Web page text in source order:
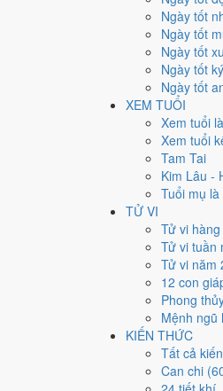
Ngày tốt
Ngày tốt
Ngày tốt
Ngày tốt
Ngày tốt
XEM TUỔI
Xem tuổi
Xem tuổi
Tam Tai
Kim Lâu -
Tuổi mụ là
TỬ VI
Tử vi
Tử vi tuần
Tử vi năm
12 con
Phong
Mệnh ngũ
KIẾN THỨC
Tất cả
Can chi
Giáp Tuất
Ngày Giáp Tuất có Trực
lợi cho các việc quan
Dần, Ngọ, Mão hợp
Ngày 28/8/2026 chỉ đạt
Ngày 28/
Ngày 28/8/2026 đạt7.1/10
dễ phát sinh thừa)